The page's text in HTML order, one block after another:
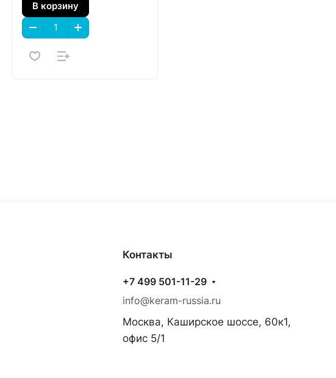
В корзину
Контакты
+7 499 501-11-29
info@keram-russia.ru
Москва, Каширское шоссе, 60к1,
офис 5/1